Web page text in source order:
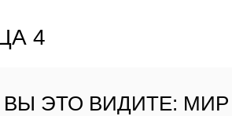
4
ВЫ ЭТО ВИДИТЕ: МИР